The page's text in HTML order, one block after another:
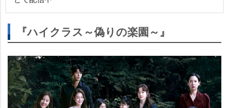
『ハイクラス～偽りの楽園～』